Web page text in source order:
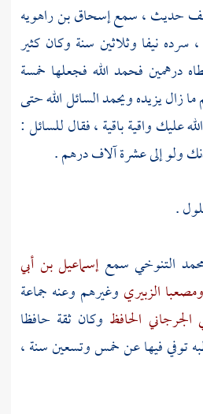
ألف حديث ، سمعإسحاق بن راهويه
سرده نيفا وثلاثين سنة وكان كثير
درهمين فحمد الله فجعلها خمسة
زال يزيده ويحمد السائل الله حتى
عليك واقية باقية ، فقال للسائل :
ولو إلى عشرة آلاف درهم .
.
التنوخي سمعإسماعيل بن أبي
ومصعبا الزبيري وغيرهم وعنه جماعة
الجرجاني الحافظ وكان ثقة حافظا
توفي فيها عن خمس وتسعين سنة ،